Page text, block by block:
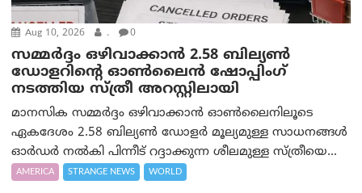
Aug 10, 2026 . 0
സമ്മര്‍ദ്ദം ഒഴിവാക്കാന്‍ 2.58 ബില്യൺ
ഡോളറിന്റെ ഓണ്‍ലൈന്‍ ഷോപ്പിംഗ്
നടത്തിയ സ്ത്രീ അറസ്റ്റിലായി
മാനസിക സമ്മര്‍ദ്ദം ഒഴിവാക്കാന്‍ ഓണ്‍ലൈനിലൂടെ
ഏകദേശം 2.58 ബില്യൺ ഡോളർ മൂല്യമുള്ള സാധനങ്ങള്‍
ഓര്‍ഡര്‍ നല്‍കി പിന്നീട് റദ്ദാക്കുന്ന ശീലമുള്ള സ്ത്രീയെ...
AMERICA STRANGE NEWS WORLD